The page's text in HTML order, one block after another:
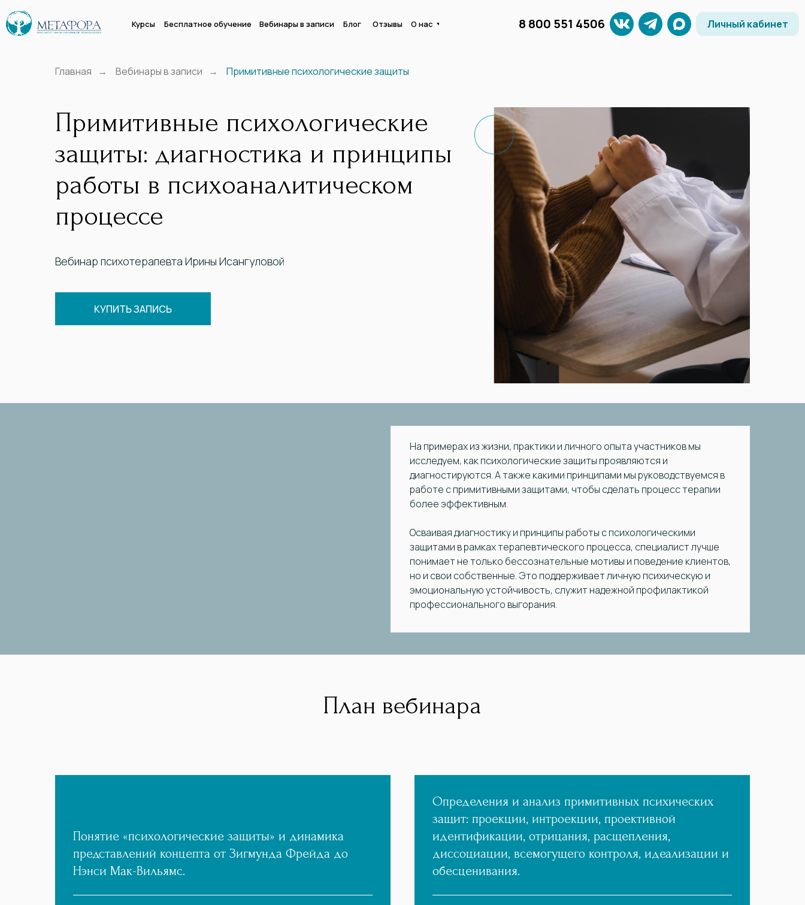
Курсы Бесплатное обучение Вебинары в записи Блог Отзывы О нас Личный кабинет
8 800 551 4506
Главная → Вебинары в записи → Примитивные психологические защиты
Примитивные психологические
защиты: диагностика и принципы
работы в психоаналитическом
процессе
КУПИТЬ ЗАПИСЬ
Вебинар психотерапевта Ирины Исангуловой
На примерах из жизни, практики и личного опыта участников мы
исследуем, как психологические защиты проявляются и
диагностируются. А также какими принципами мы руководствуемся в
работе с примитивными защитами, чтобы сделать процесс терапии
более эффективным.
Осваивая диагностику и принципы работы с психологическими
защитами в рамках терапевтического процесса, специалист лучше
понимает не только бессознательные мотивы и поведение клиентов,
но и свои собственные. Это поддерживает личную психическую и
эмоциональную устойчивость, служит надежной профилактикой
профессионального выгорания.
План вебинара
Понятие «психологические защиты» и динамика
представлений концепта от Зигмунда Фрейда до
Нэнси Мак-Вильямс.
Определения и анализ примитивных психических
защит: проекции, интроекции, проективной
идентификации, отрицания, расщепления,
диссоциации, всемогущего контроля, идеализации и
обесценивания.